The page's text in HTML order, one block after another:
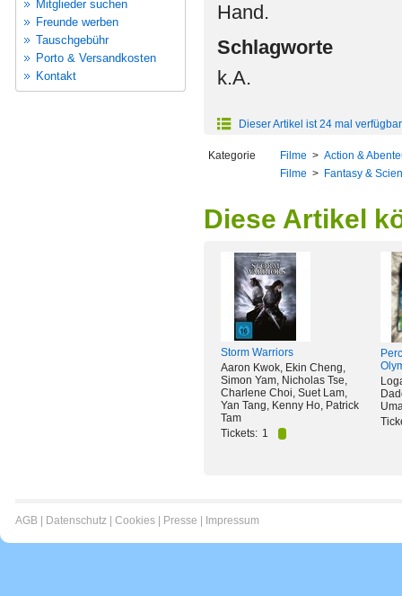
Mitglieder suchen
Freunde werben
Tauschgebühr
Porto & Versandkosten
Kontakt
Hand.
Schlagworte
k.A.
Dieser Artikel ist 24 mal verfügbar
Kategorie Filme > Action &
Filme > Fantasy &
Diese Artikel
Storm Warriors
Aaron Kwok, Ekin Cheng,
Simon Yam, Nicholas Tse,
Charlene Choi, Suet Lam,
Yan Tang, Kenny Ho, Patrick
Tam
Tickets: 1
AGB Datenschutz Cookies Presse Impressum